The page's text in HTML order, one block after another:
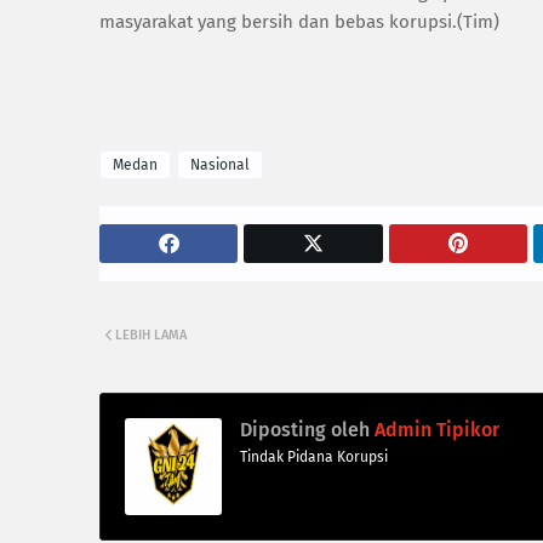
masyarakat yang bersih dan bebas korupsi.(Tim)
Medan Nasional
LEBIH LAMA
Diposting oleh Admin Tipikor
Tindak Pidana Korupsi